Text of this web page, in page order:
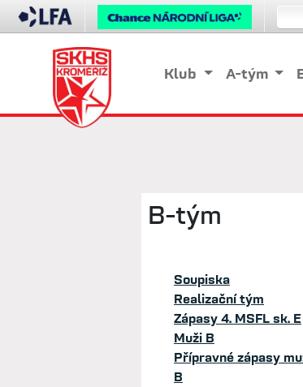
Klub A-tým
B-tým
Soupiska
Realizační tým
Zápasy 4. MSFL sk. E
Muži B
Přípravné zápasy
B